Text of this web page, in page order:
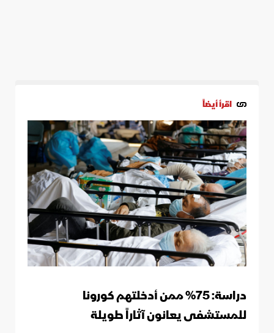
اقرأ أيضاً
دراسة: 75% ممن أدخلتهم كورونا
للمستشفى يعانون آثاراً طويلة